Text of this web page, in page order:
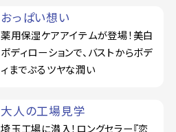
おっぱい想い
薬用保湿ケアアイテムが登場！美白
ボディローションで、バストからボデ
ィまでぷるツヤな潤い
大人の工場見学
埼玉工場に潜入！ロングセラー『恋